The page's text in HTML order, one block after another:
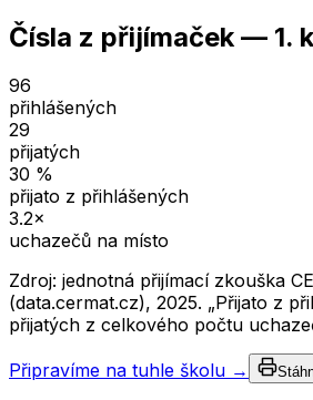
Čísla z přijímaček — 1.
96
přihlášených
29
přijatých
30 %
přijato z přihlášených
3.2×
uchazečů na místo
Zdroj: jednotná přijímací zkouška
(data.cermat.cz), 2025. „Přijato z
přijatých z celkového počtu
Připravíme na tuhle školu →